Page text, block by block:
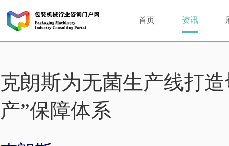
首页 资讯
克朗斯为无菌生产线打
产”保障体系